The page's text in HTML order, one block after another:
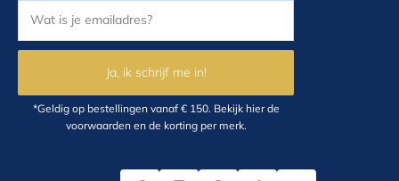
Ja, ik schrijf me in!
*Geldig op bestellingen vanaf € 150. Bekijk hierde
voorwaarden en de korting per merk.